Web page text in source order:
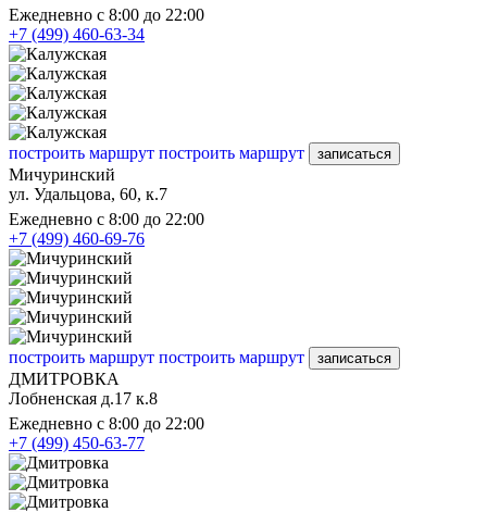
Ежедневно с 8:00 до 22:00
+7 (499) 460-63-34
построить маршрут построить маршрут записаться
Мичуринский
ул. Удальцова, 60, к.7
Ежедневно с 8:00 до 22:00
+7 (499) 460-69-76
построить маршрут построить маршрут записаться
ДМИТРОВКА
Лобненская д.17 к.8
Ежедневно с 8:00 до 22:00
+7 (499) 450-63-77